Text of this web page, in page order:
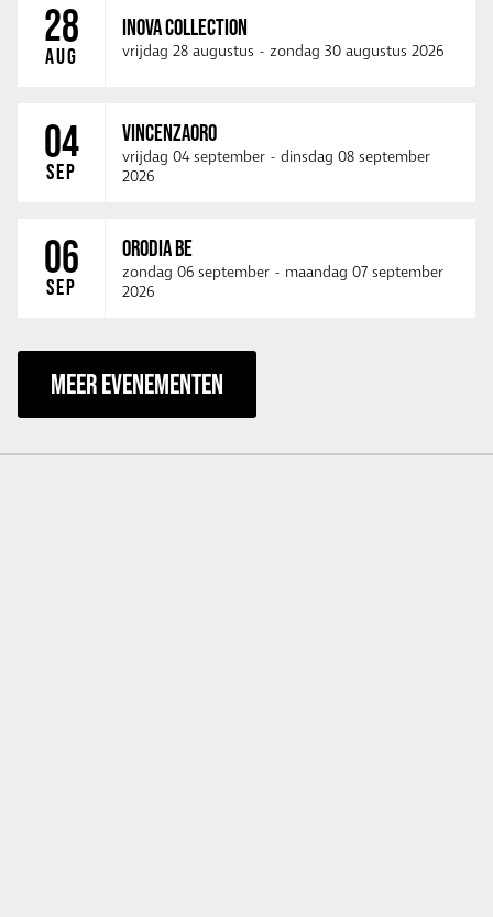
28
AUG
INOVA COLLECTION
vrijdag 28 augustus - zondag 30 augustus 2026
04
SEP
VINCENZAORO
vrijdag 04 september - dinsdag 08 september
2026
06
SEP
ORODIA BE
zondag 06 september - maandag 07 september
2026
MEER EVENEMENTEN